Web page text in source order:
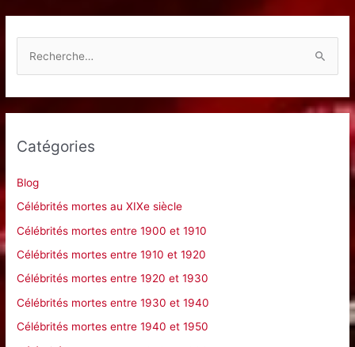
h
r
r
:
Catégories
Blog
Célébrités mortes au XIXe siècle
Célébrités mortes entre 1900 et 1910
Célébrités mortes entre 1910 et 1920
Célébrités mortes entre 1920 et 1930
Célébrités mortes entre 1930 et 1940
Célébrités mortes entre 1940 et 1950